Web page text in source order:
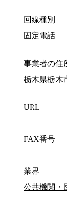
回線種別
固定電話
事業者の住
栃木県栃木
URL
FAX番号
業界
公共機関・